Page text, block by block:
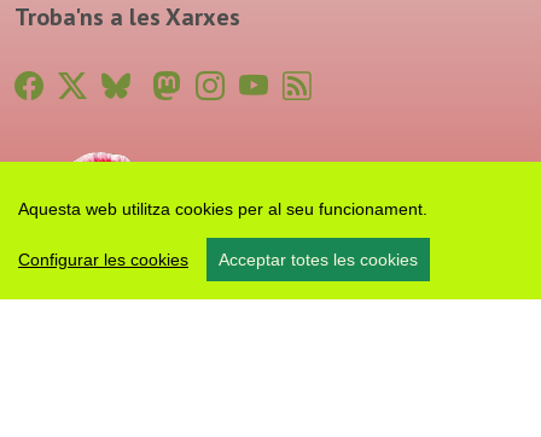
Aquesta web utilitza cookies per al seu funcionament.
Configurar les cookies Acceptar totes les cookies
Troba'ns a les Xarxes